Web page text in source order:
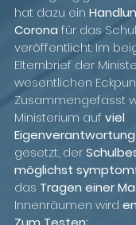
hat dazu ein
Corona für das
veröffentlicht. Im
Elternbrief der
wesentlichen
Zusammengefasst
Ministerium auf viel
Eigenverantwortung
gesetzt, der
möglichst
das Tragen einer
Innenräumen wird